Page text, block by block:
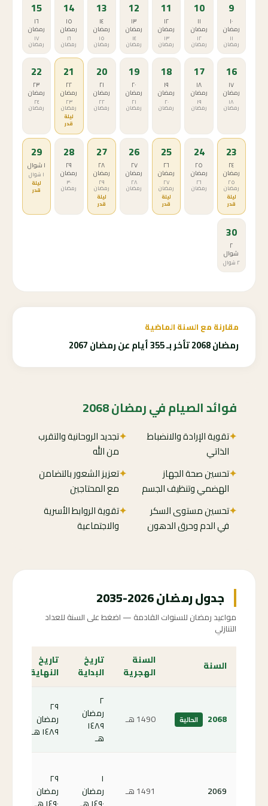
9
١٠
رمضان
١١
رمضان
10
١١
رمضان
١٢
رمضان
11
١٢
رمضان
١٣
رمضان
12
١٣
رمضان
١٤
رمضان
13
١٤
رمضان
١٥
رمضان
14
١٥
رمضان
١٦
رمضان
15
١٦
رمضان
١٧
رمضان
16
١٧
رمضان
١٨
رمضان
17
١٨
رمضان
١٩
رمضان
18
١٩
رمضان
٢٠
رمضان
19
٢٠
رمضان
٢١
رمضان
20
٢١
رمضان
٢٢
رمضان
21
٢٢
رمضان
٢٣
رمضان
ليلة
قدر
22
٢٣
رمضان
٢٤
رمضان
23
٢٤
رمضان
٢٥
رمضان
ليلة
قدر
24
٢٥
رمضان
٢٦
رمضان
25
٢٦
رمضان
٢٧
رمضان
ليلة
قدر
26
٢٧
رمضان
٢٨
رمضان
27
٢٨
رمضان
٢٩
رمضان
ليلة
قدر
28
٢٩
رمضان
٣٠
رمضان
29
١ شوال
١ شوال
ليلة
قدر
30
٢
شوال
٢ شوال
مقارنة مع السنة الماضية
رمضان 2068 تأخر بـ 355 أيام عن رمضان 2067
فوائد الصيام في رمضان 2068
✦تقوية الإرادة والانضباط
الذاتي
✦تجديد الروحانية والتقرب
من الله
✦تحسين صحة الجهاز
الهضمي وتنظيف الجسم
✦تعزيز الشعور بالتضامن
مع المحتاجين
✦تحسين مستوى السكر
في الدم وحرق الدهون
✦تقوية الروابط الأسرية
والاجتماعية
جدول رمضان 2026-2035
مواعيد رمضان للسنوات القادمة — اضغط على السنة للعداد
التنازلي
السنة
السنة
الهجرية
تاريخ
البداية
تاريخ
النهاية
2068 الحالية 1490هـ
٢
رمضان
١٤٨٩
هـ
٢٩
رمضان
١٤٨٩ هـ
2069
1491هـ
١
رمضان
٢٩
رمضان